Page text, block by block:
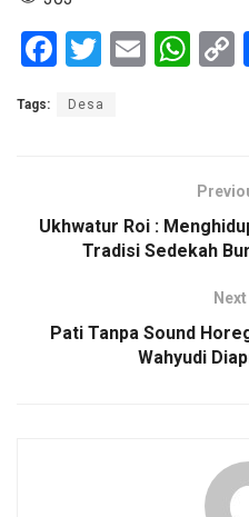
F
ce
o
T
tt
E
W
A
p
p
Tags: Desa
Ukhwatur Roi :
Tradisi Sedekah
Pati Tanpa Sound
Wahyudi